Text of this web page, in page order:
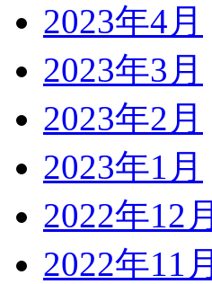
2023年4月
2023年3月
2023年2月
2023年1月
2022年12月
2022年11月